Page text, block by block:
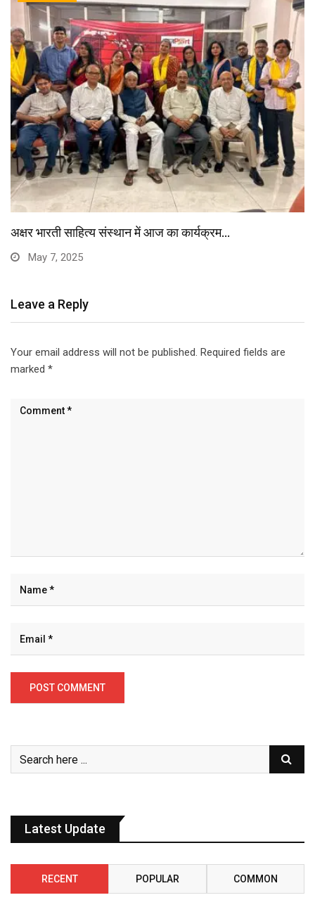
अक्षर भारती साहित्य संस्थान में आज का कार्यक्रम…
May 7, 2025
Leave a Reply
Your email address will not be published. Required fields are
marked *
Latest Update
RECENT POPULAR COMMON